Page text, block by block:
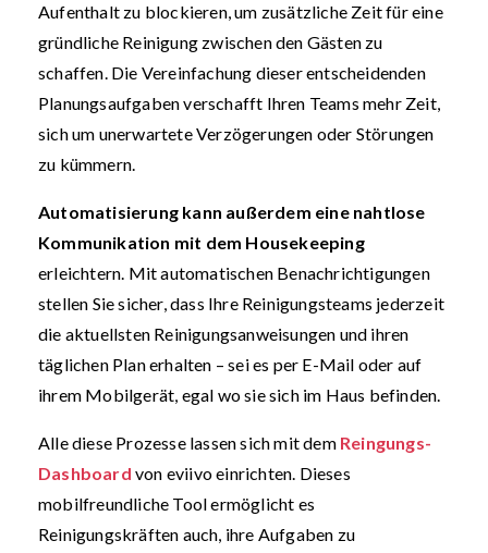
Aufenthalt zu blockieren, um zusätzliche Zeit für eine
gründliche Reinigung zwischen den Gästen zu
schaffen. Die Vereinfachung dieser entscheidenden
Planungsaufgaben verschafft Ihren Teams mehr Zeit,
sich um unerwartete Verzögerungen oder Störungen
zu kümmern.
Automatisierung kann außerdem eine nahtlose
Kommunikation mit dem Housekeeping
erleichtern. Mit automatischen Benachrichtigungen
stellen Sie sicher, dass Ihre Reinigungsteams jederzeit
die aktuellsten Reinigungsanweisungen und ihren
täglichen Plan erhalten – sei es per E-Mail oder auf
ihrem Mobilgerät, egal wo sie sich im Haus befinden.
Alle diese Prozesse lassen sich mit dem Reingungs-
Dashboard von eviivo einrichten. Dieses
mobilfreundliche Tool ermöglicht es
Reinigungskräften auch, ihre Aufgaben zu